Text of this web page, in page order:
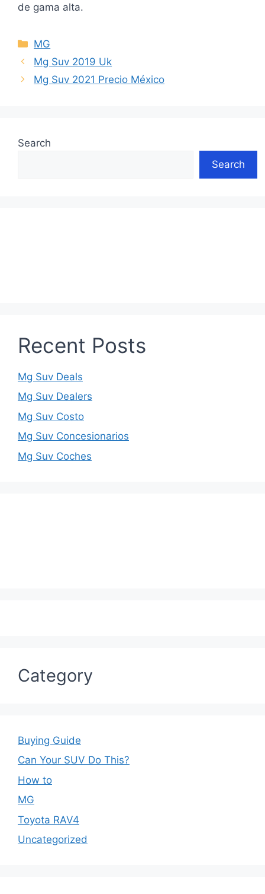
de gama alta.
Categories
MG
Mg Suv 2019 Uk
Mg Suv 2021 Precio México
Search
Search
Recent Posts
Mg Suv Deals
Mg Suv Dealers
Mg Suv Costo
Mg Suv Concesionarios
Mg Suv Coches
Category
Buying Guide
Can Your SUV Do This?
How to
MG
Toyota RAV4
Uncategorized